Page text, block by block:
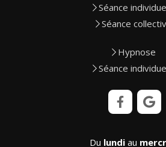
Séance
Séance
Hypnose
Séance
Du lundiau